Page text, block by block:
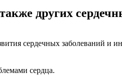
других
сердечных заболеваний и
сердца.